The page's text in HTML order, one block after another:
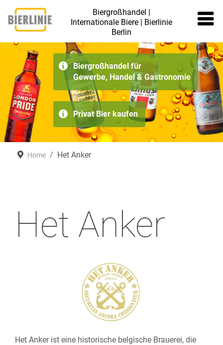
Biergroßhandel für
Gewerbe, Handel & Gastronomie
Privat Bier kaufen
Home Het Anker
Het Anker
Het Anker ist eine historische belgische Brauerei, die
Biergroßhandel |
Internationale Biere | Bierlinie
Berlin